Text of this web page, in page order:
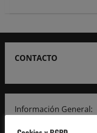
RADIO:
Gema
Igual
César
Díaz,
CONTACTO
Información General: